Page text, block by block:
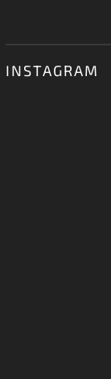
INSTAGRAM